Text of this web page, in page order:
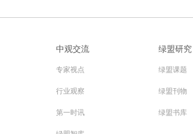
中观交流
专家视点
行业观察
第一时讯
绿盟研究
绿盟课题
绿盟刊物
绿盟书库